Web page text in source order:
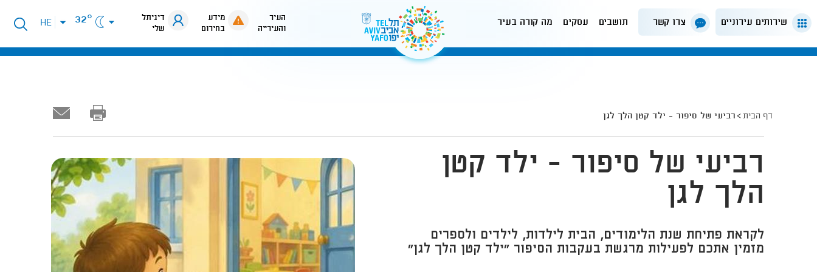
שירותים עירוניים צרו קשר תושבים עסקים מה קורה בעיר
העיר
והעירייה
מידע
בחירום
דיגיתל
שלי
32°
פתיחת
תפריט
HE
דף הבית רביעי של סיפור - ילד קטן הלך לגן
רביעי של סיפור - ילד קטן
הלך לגן
לקראת פתיחת שנת הלימודים, הבית לילדות, לילדים ולספרים
מזמין אתכם לפעילות מרגשת בעקבות הסיפור “ילד קטן הלך לגן”